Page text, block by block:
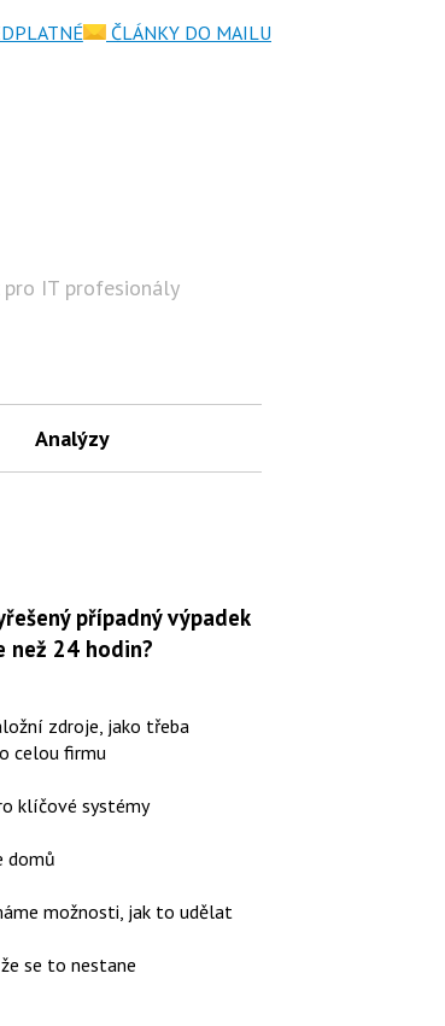
pro IT profesionály
Analýzy
případný výpadek
než 24 hodin?
zdroje, jako třeba
celou firmu
klíčové systémy
domů
možnosti, jak to udělat
se to nestane
ČLÁNKY DO MAILU